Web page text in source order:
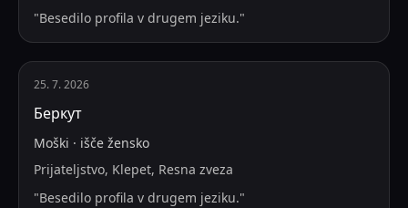
"Besedilo profila v drugem jeziku."
25. 7. 2026
Беркут
Moški · išče žensko
Prijateljstvo, Klepet, Resna zveza
"Besedilo profila v drugem jeziku."